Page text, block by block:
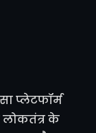
प्लेटफॉर्म
लोकतंत्र के